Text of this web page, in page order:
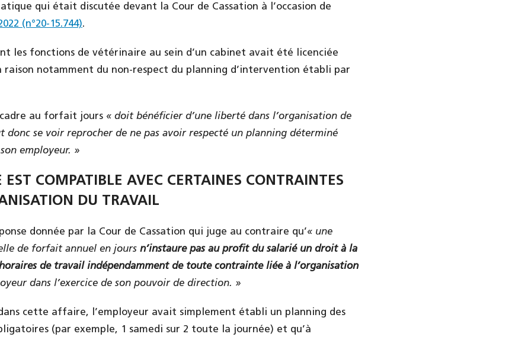
qui était discutée devant la Cour de Cassation à l’occasion de
(n°20-15.744).
les fonctions de vétérinaire au sein d’un cabinet avait été licenciée
notamment du non-respect du planning d’intervention établi par
au forfait jours « doit bénéficier d’une liberté dans l’organisation de
donc se voir reprocher de ne pas avoir respecté un planning déterminé
employeur. »
EST COMPATIBLE AVEC CERTAINES CONTRAINTES
DU TRAVAIL
donnée par la Cour de Cassation qui juge au contraire qu’« une
de forfait annuel en jours n’instaure pas au profit du salarié un droit à la
de travail indépendamment de toute contrainte liée à l’organisation
dans l’exercice de son pouvoir de direction. »
cette affaire, l’employeur avait simplement établi un planning des
(par exemple, 1 samedi sur 2 toute la journée) et qu’à